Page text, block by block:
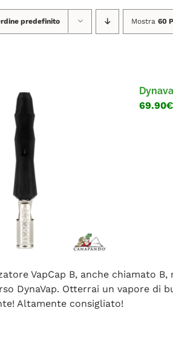
predefinito Mostra 60
69.90€
VapCap B, anche chiamato
DynaVap. Otterrai un vapore
Altamente consigliato!